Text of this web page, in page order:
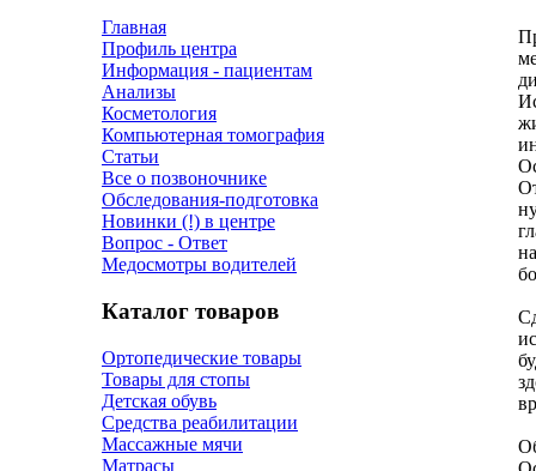
Главная
Профиль центра
Информация - пациентам
Анализы
Косметология
Компьютерная томография
Статьи
Все о позвоночнике
Обследования-подготовка
Новинки (!) в центре
Вопрос - Ответ
Медосмотры водителей
Каталог товаров
Ортопедические товары
Товары для стопы
Детская обувь
Средства реабилитации
Массажные мячи
Матрасы